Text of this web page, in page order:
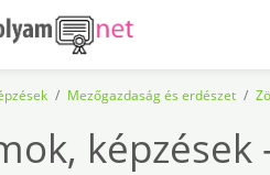
Mezőgazdaság és erdészet